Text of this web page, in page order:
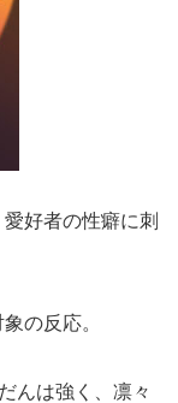
好者の性癖に刺
の反応。
んは強く、凛々